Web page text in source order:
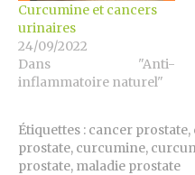
Curcumine et cancers
urinaires
24/09/2022
Dans "Anti-
inflammatoire naturel"
Étiquettes : cancer prostate,
prostate, curcumine,
prostate, maladie prostate